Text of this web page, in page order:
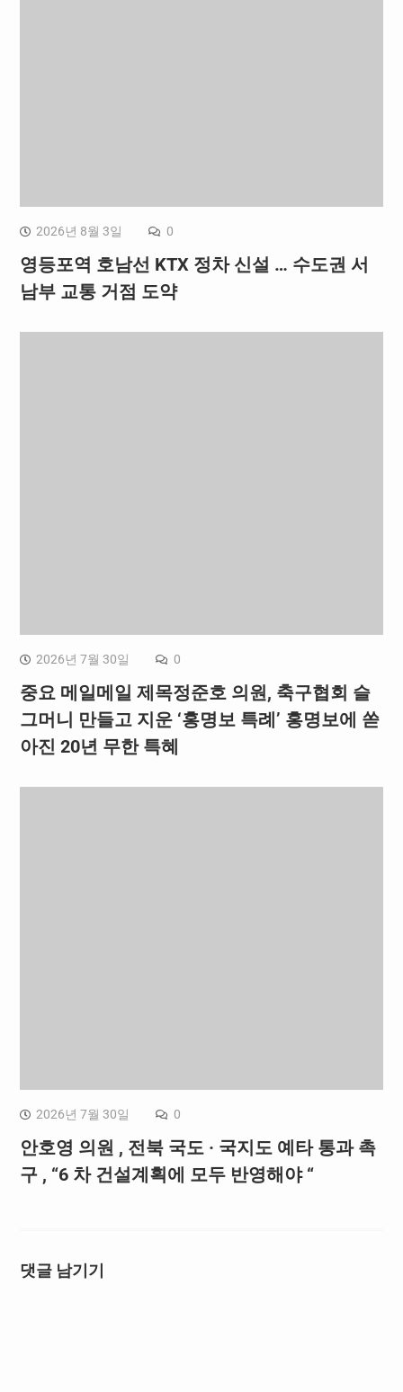
2026년 8월 3일 0
영등포역 호남선 KTX 정차 신설 … 수도권 서
남부 교통 거점 도약
2026년 7월 30일 0
중요 메일메일 제목정준호 의원, 축구협회 슬
그머니 만들고 지운 ‘홍명보 특례’ 홍명보에 쏟
아진 20년 무한 특혜
2026년 7월 30일 0
안호영 의원 , 전북 국도 · 국지도 예타 통과 촉
구 , “6 차 건설계획에 모두 반영해야 “
댓글 남기기